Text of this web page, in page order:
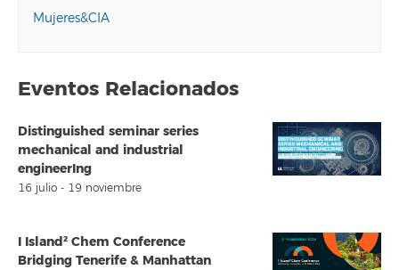
Mujeres&CIA
Eventos Relacionados
Distinguished seminar series
mechanical and industrial
engineerIng
16 julio - 19 noviembre
I Island² Chem Conference
Bridging Tenerife & Manhattan